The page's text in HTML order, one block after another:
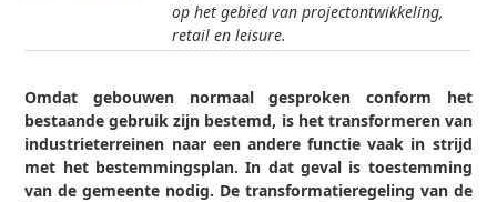
op het gebied van projectontwikkeling,
retail en leisure.
Omdat gebouwen normaal gesproken conform het
bestaande gebruik zijn bestemd, is het transformeren van
industrieterreinen naar een andere functie vaak in strijd
met het bestemmingsplan. In dat geval is toestemming
van de gemeente nodig. De transformatieregeling van de